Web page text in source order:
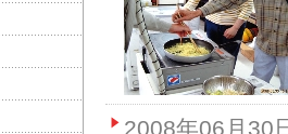
2008年06月30